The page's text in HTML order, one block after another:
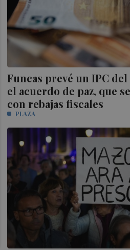
Funcas prevé un IPC del
el acuerdo de paz, que
con rebajas fiscales
PLAZA